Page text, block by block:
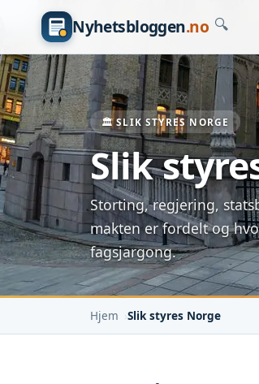
Nyhetsbloggen.no 🔍
🏛️ SLIK STYRES NORGE
Slik
Storting, regjering,
makten er fordelt og
fagsjargong.
Hjem Slik styres Norge